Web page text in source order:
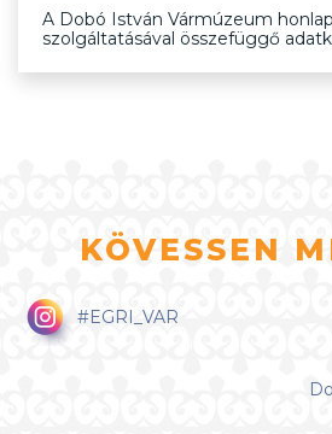
A Dobó István Vármúzeum
szolgáltatásával összefüggő
KÖVESSEN
#EGRI_VAR